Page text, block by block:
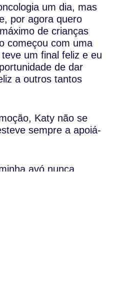
um dia, mas
por agora quero
de crianças
começou com uma
um final feliz e eu
de dar
a outros tantos
Katy não se
sempre a apoiá-
avó nunca